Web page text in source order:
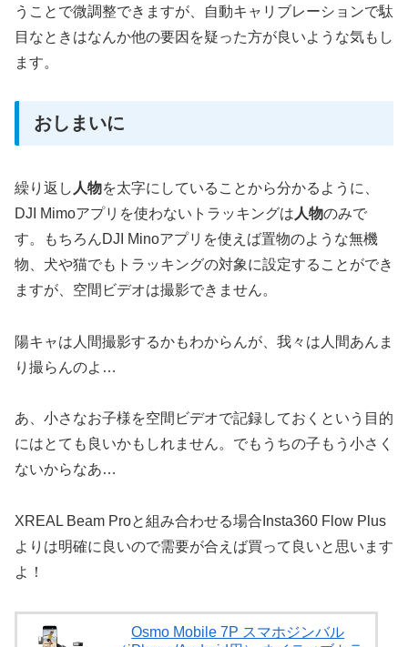
うことで微調整できますが、自動キャリブレーションで駄
目なときはなんか他の要因を疑った方が良いような気もし
ます。
おしまいに
繰り返し 人物を太字にしていることから分かるように、
DJI Mimoアプリを使わないトラッキングは 人物のみで
す。もちろんDJI Minoアプリを使えば置物のような無機
物、犬や猫でもトラッキングの対象に設定することができ
ますが、空間ビデオは撮影できません。
陽キャは人間撮影するかもわからんが、我々は人間あんま
り撮らんのよ…
あ、小さなお子様を空間ビデオで記録しておくという目的
にはとても良いかもしれません。でもうちの子もう小さく
ないからなあ…
XREAL Beam Proと組み合わせる場合Insta360 Flow Plus
よりは明確に良いので需要が合えば買って良いと思います
よ！
Osmo Mobile 7P スマホジンバル